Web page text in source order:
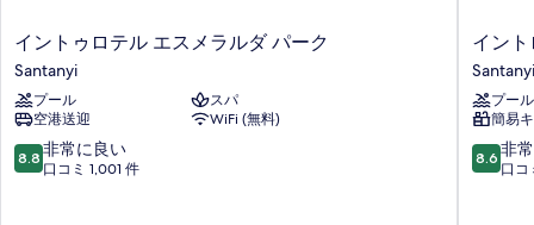
イ
ン
ト
ゥ
ロ
テ
ル
イントゥロテル エスメラルダ パーク
Santanyi
プール
スパ
空港送迎
WiFi (無料)
10
段
8.8 非常に良い
口コミ 1,001 件
イ
ン
ト
ロ
テ
ル
ア
イン
Santanyi
プール
簡易
10
段
8.6 非
口コ